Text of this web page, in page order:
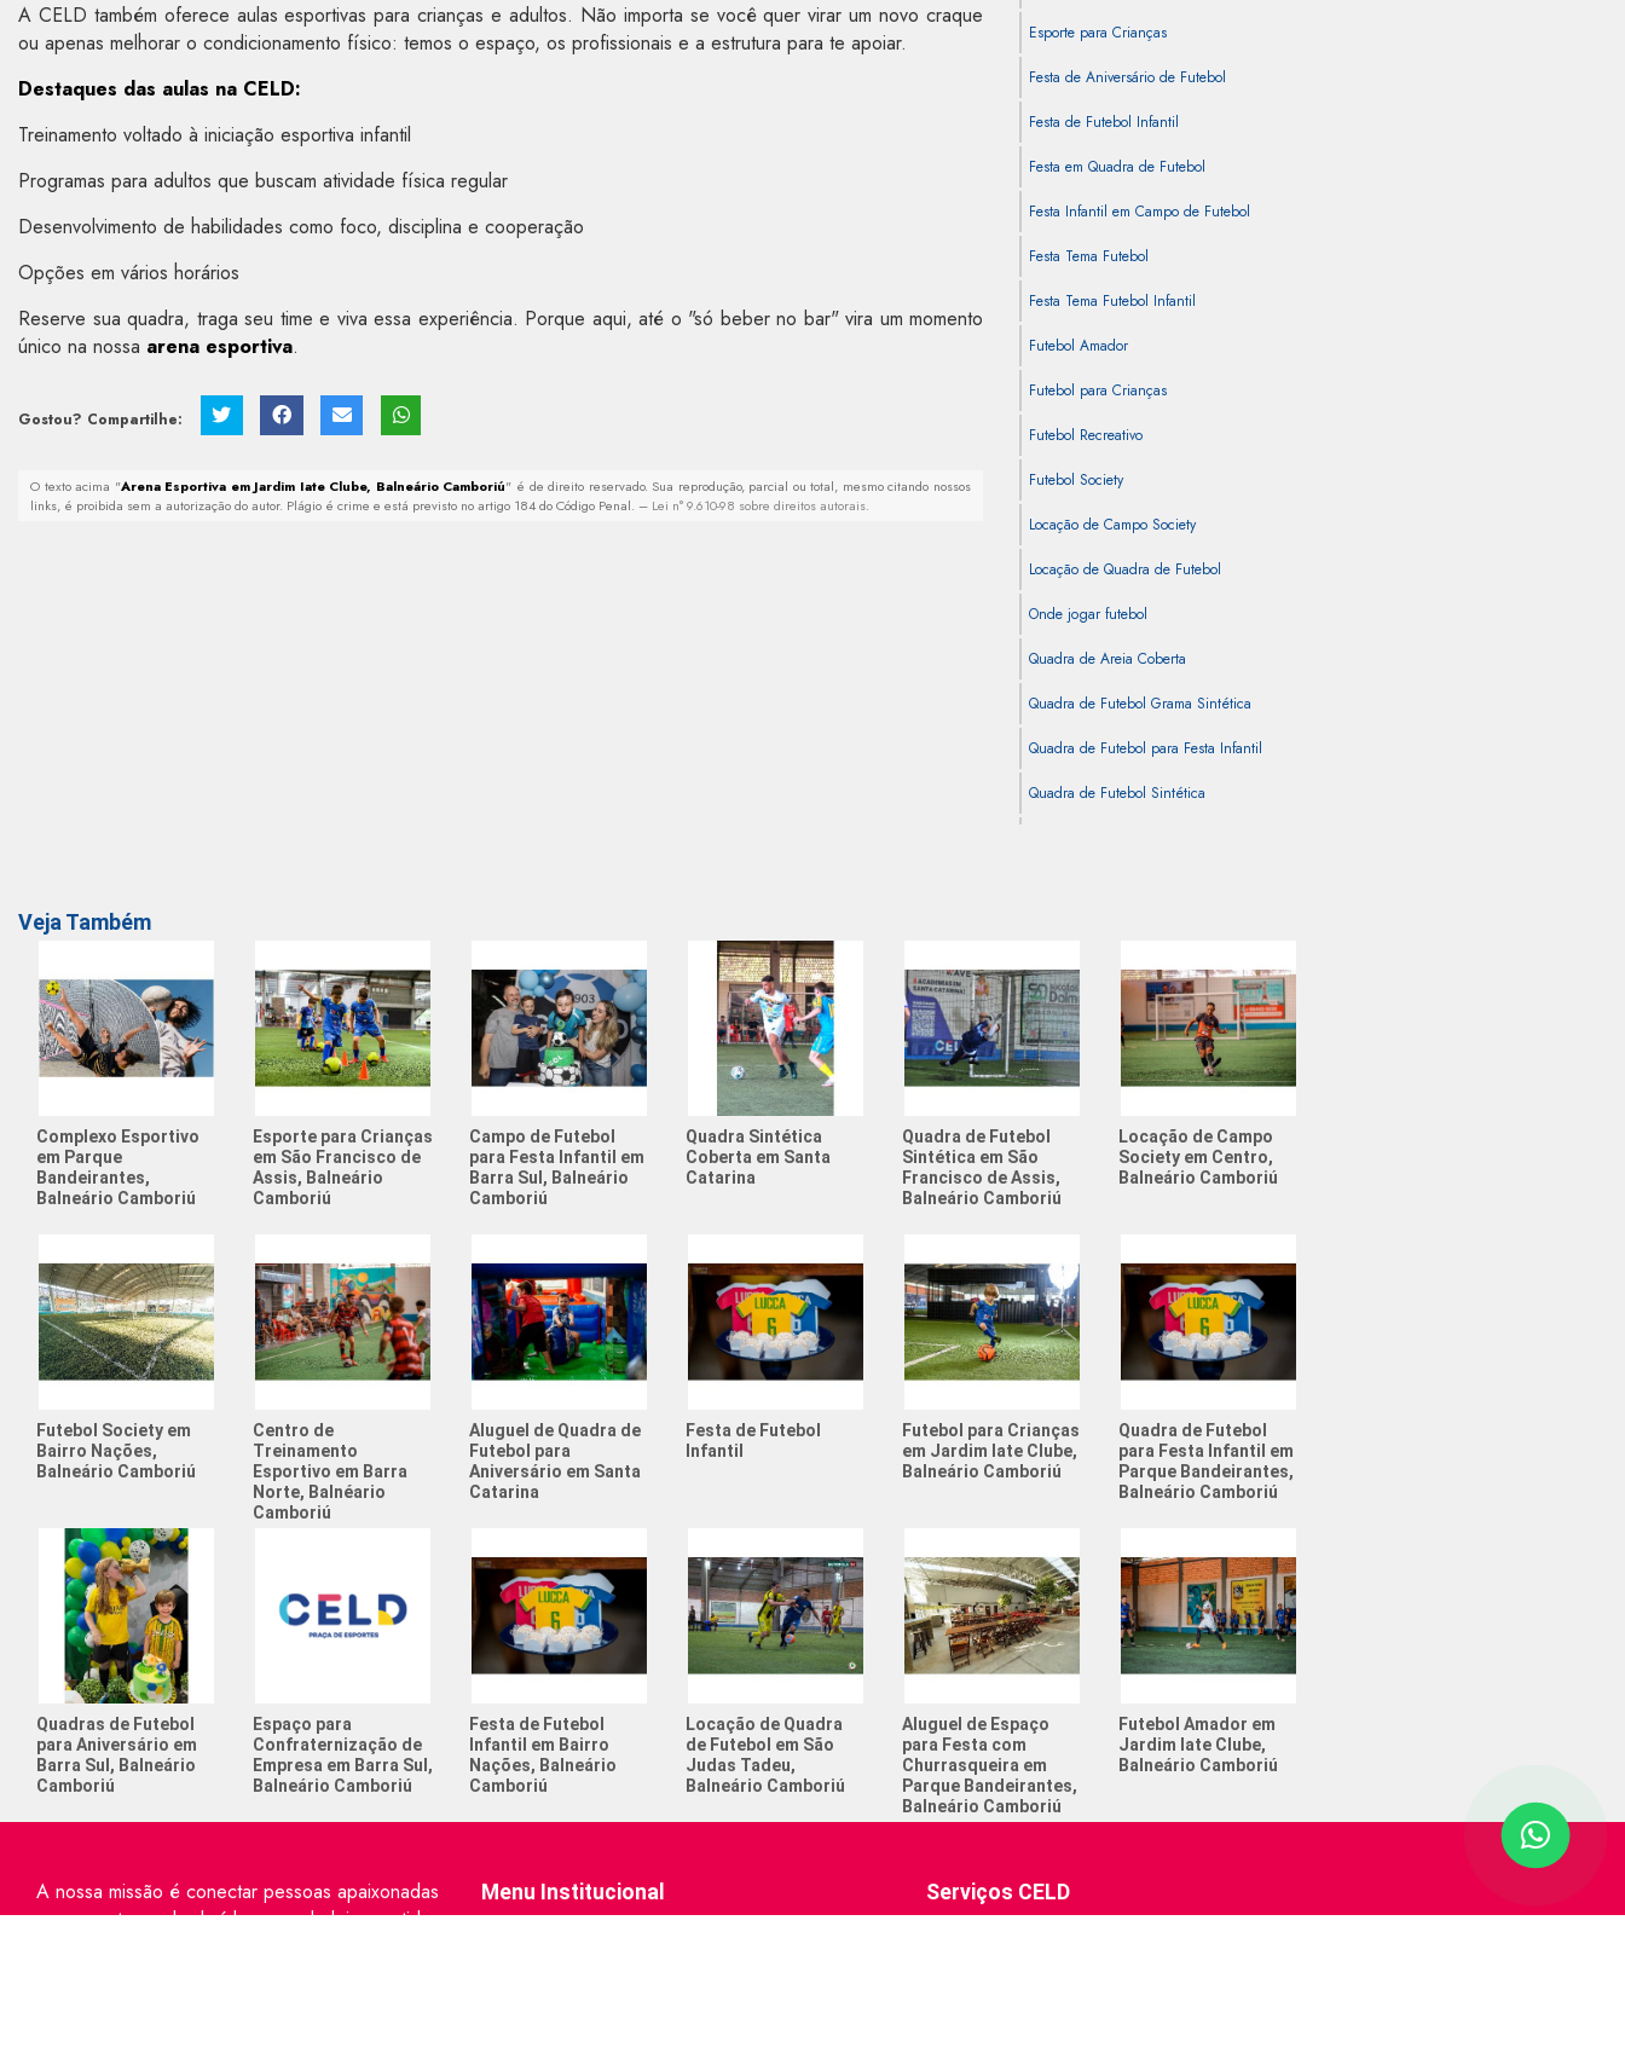
A CELD também oferece aulas esportivas para crianças e adultos. Não importa se você quer virar um novo craque
ou apenas melhorar o condicionamento físico: temos o espaço, os profissionais e a estrutura para te apoiar.
Destaques das aulas na CELD:
Treinamento voltado à iniciação esportiva infantil
Programas para adultos que buscam atividade física regular
Desenvolvimento de habilidades como foco, disciplina e cooperação
Opções em vários horários
Reserve sua quadra, traga seu time e viva essa experiência. Porque aqui, até o "só beber no bar" vira um momento
único na nossa arena esportiva.
Gostou? Compartilhe:
O texto acima "Arena Esportiva em Jardim Iate Clube, Balneário Camboriú" é de direito reservado. Sua reprodução, parcial ou total, mesmo citando nossos
links, é proibida sem a autorização do autor. Plágio é crime e está previsto no artigo 184 do Código Penal. – Lei n° 9.610-98 sobre direitos autorais.
Esporte para Crianças
Festa de Aniversário de Futebol
Festa de Futebol Infantil
Festa em Quadra de Futebol
Festa Infantil em Campo de Futebol
Festa Tema Futebol
Festa Tema Futebol Infantil
Futebol Amador
Futebol para Crianças
Futebol Recreativo
Futebol Society
Locação de Campo Society
Locação de Quadra de Futebol
Onde jogar futebol
Quadra de Areia Coberta
Quadra de Futebol Grama Sintética
Quadra de Futebol para Festa Infantil
Quadra de Futebol Sintética
Quadra Sintética Coberta
Quadra Sintética para Alugar
Quadra Society para Alugar
Resenha Esportiva
Resenha Futebol Society
Tema de Aniversário Futebol
Valor Aluguel Quadra Society
Aniversário com Tema de Futebol
Atividade Física para Adolescentes
Atividade Física para Crianças
Campeonato de Futebol Society
Churrasco e Futebol
Com quantos anos posso colocar meu filho
no futebol?
adolescência
Esportes que ajudam na concentração infantil
Festa de Aniversário com Tema Futebol
Torneio de Futebol Society
Veja Também
Complexo Esportivo
em Parque
Bandeirantes,
Balneário Camboriú
Esporte para Crianças
em São Francisco de
Assis, Balneário
Camboriú
Campo de Futebol
para Festa Infantil em
Barra Sul, Balneário
Camboriú
Quadra Sintética
Coberta em Santa
Catarina
Quadra de Futebol
Sintética em São
Francisco de Assis,
Balneário Camboriú
Locação de Campo
Society em Centro,
Balneário Camboriú
Futebol Society em
Bairro Nações,
Balneário Camboriú
Centro de
Treinamento
Esportivo em Barra
Norte, Balnéario
Camboriú
Aluguel de Quadra de
Futebol para
Aniversário em Santa
Catarina
Festa de Futebol
Infantil
Futebol para Crianças
em Jardim Iate Clube,
Balneário Camboriú
Quadra de Futebol
para Festa Infantil em
Parque Bandeirantes,
Balneário Camboriú
Quadras de Futebol
para Aniversário em
Barra Sul, Balneário
Camboriú
Espaço para
Confraternização de
Empresa em Barra Sul,
Balneário Camboriú
Festa de Futebol
Infantil em Bairro
Nações, Balneário
Camboriú
Locação de Quadra
de Futebol em São
Judas Tadeu,
Balneário Camboriú
Aluguel de Espaço
para Festa com
Churrasqueira em
Parque Bandeirantes,
Balneário Camboriú
Futebol Amador em
Jardim Iate Clube,
Balneário Camboriú
A nossa missão é conectar pessoas apaixonadas
por esporte e relembrá-las o verdadeiro sentido
Menu Institucional
Serviços CELD